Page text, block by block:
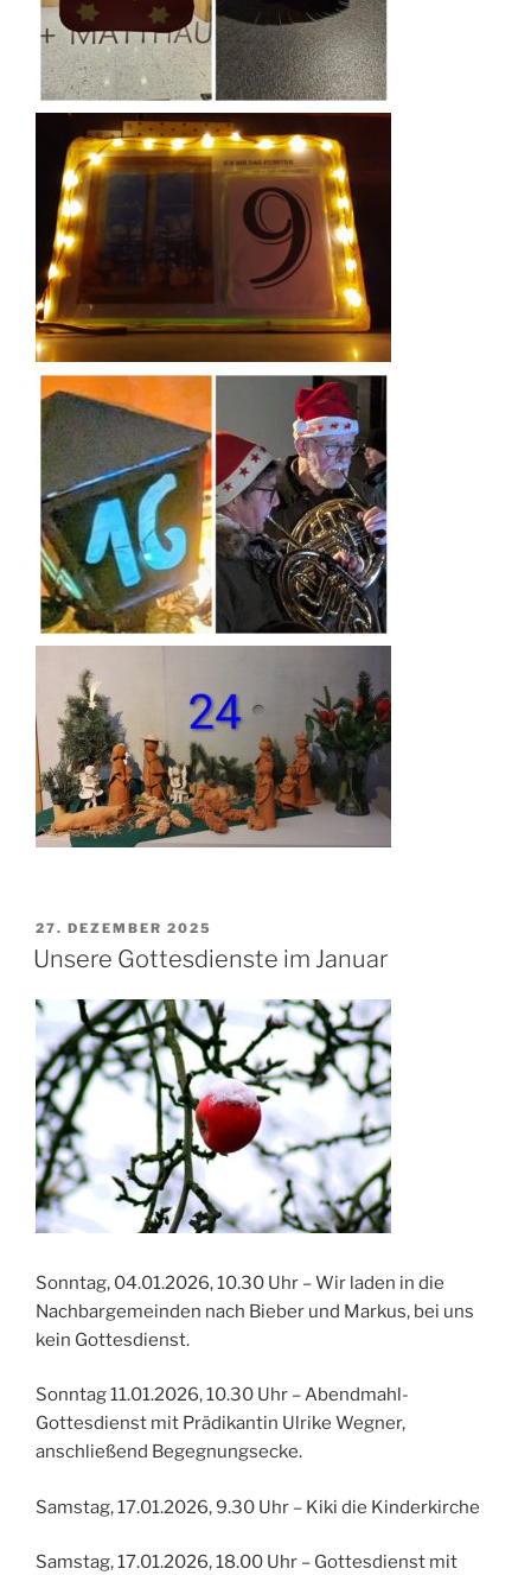
VERÖFFENTLICHT
AM
27. DEZEMBER 2025
Unsere Gottesdienste im Januar
Sonntag, 04.01.2026, 10.30 Uhr – Wir laden in die
Nachbargemeinden nach Bieber und Markus, bei uns
kein Gottesdienst.
Sonntag 11.01.2026, 10.30 Uhr – Abendmahl-
Gottesdienst mit Prädikantin Ulrike Wegner,
anschließend Begegnungsecke.
Samstag, 17.01.2026, 9.30 Uhr – Kiki die Kinderkirche
Samstag, 17.01.2026, 18.00 Uhr – Gottesdienst mit